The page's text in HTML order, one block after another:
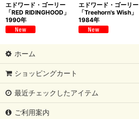
エドワード・ゴーリー
「RED RIDINGHOOD」
1990年
エドワード・ゴーリー
「Treehorn's Wish」
1984年
ホーム
ショッピングカート
最近チェックしたアイテム
ご利用案内